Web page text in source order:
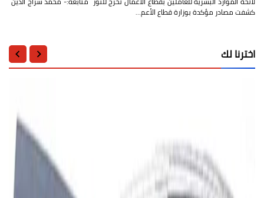
كشفت مصادر مؤكدة بوزارة قطاع الأعم…
اخترنا لك